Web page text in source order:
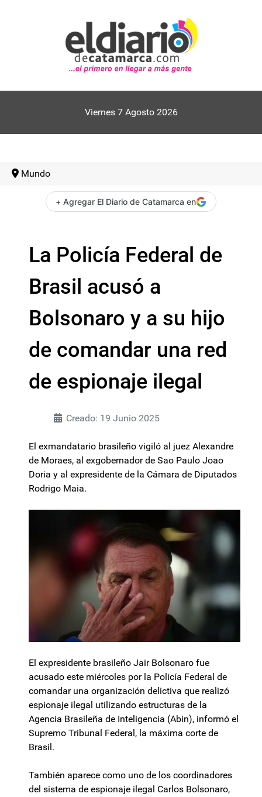
Viernes 7 Agosto 2026
Mundo
+ Agregar El Diario de Catamarca en
La Policía Federal de
Brasil acusó a
Bolsonaro y a su hijo
de comandar una red
de espionaje ilegal
Creado: 19 Junio 2025
El exmandatario brasileño vigiló al juez Alexandre
de Moraes, al exgobernador de Sao Paulo Joao
Doria y al expresidente de la Cámara de Diputados
Rodrigo Maia.
El expresidente brasileño Jair Bolsonaro fue
acusado este miércoles por la Policía Federal de
comandar una organización delictiva que realizó
espionaje ilegal utilizando estructuras de la
Agencia Brasileña de Inteligencia (Abin), informó el
Supremo Tribunal Federal, la máxima corte de
Brasil.
También aparece como uno de los coordinadores
del sistema de espionaje ilegal Carlos Bolsonaro,